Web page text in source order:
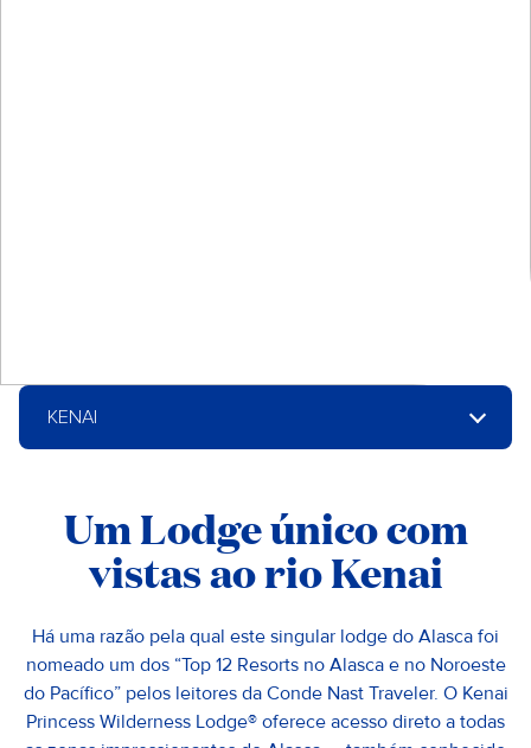
KENAI
Um Lodge único com
vistas ao rio Kenai
Há uma razão pela qual este singular lodge do Alasca foi
nomeado um dos “Top 12 Resorts no Alasca e no Noroeste
do Pacífico” pelos leitores da Conde Nast Traveler. O Kenai
Princess Wilderness Lodge® oferece acesso direto a todas